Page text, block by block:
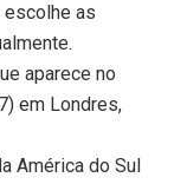
escolhe as
aparece no
em Londres,
América do Sul